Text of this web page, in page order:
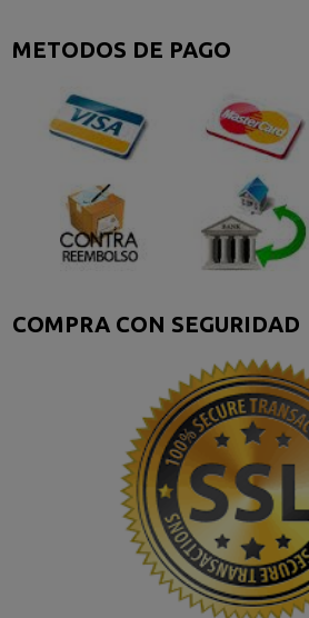
METODOS DE PAGO
COMPRA CON SEGURIDAD